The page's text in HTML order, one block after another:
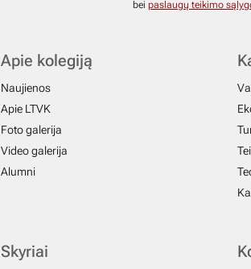
bei paslaugų teikimo
Apie kolegiją
Naujienos
Apie LTVK
Foto galerija
Video galerija
Alumni
Skyriai